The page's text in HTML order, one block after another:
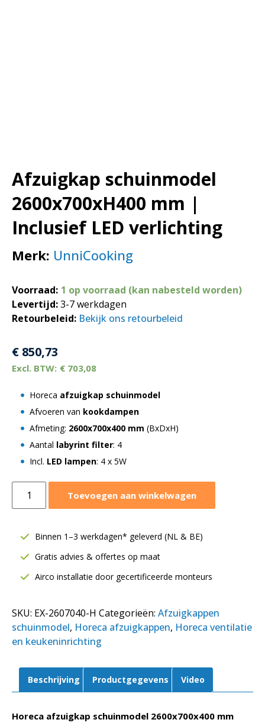
Afzuigkap schuinmodel
2600x700xH400 mm |
Inclusief LED verlichting
Merk: UnniCooking
Voorraad: 1 op voorraad (kan nabesteld worden)
Levertijd:3-7 werkdagen
Retourbeleid: Bekijk ons retourbeleid
€ 850,73
€ 703,08
Horeca afzuigkap schuinmodel
Afvoeren van kookdampen
Afmeting: 2600x700x400 mm (BxDxH)
Aantal labyrint filter: 4
Incl. LED lampen: 4 x 5W
schuinmodel
Inclusief
LED
Toevoegen aan winkelwagen
Binnen 1–3 werkdagen* geleverd (NL & BE)
Gratis advies & offertes op maat
Airco installatie door gecertificeerde monteurs
SKU: EX-2607040-H Categorieën: Afzuigkappen
schuinmodel, Horeca afzuigkappen, Horeca ventilatie
en keukeninrichting
Beschrijving Productgegevens Video
Horeca afzuigkap schuinmodel 2600x700x400 mm